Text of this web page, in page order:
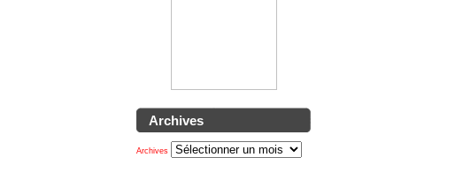
Archives
Archives